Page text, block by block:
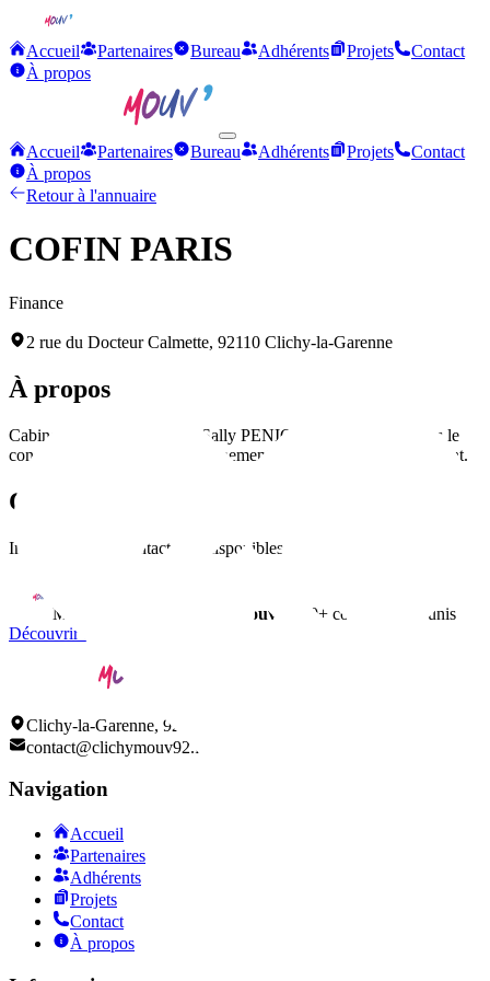
Accueil Partenaires Bureau Adhérents Projets
Contact
À propos
Accueil Partenaires Bureau Adhérents Projets
Contact
À propos
Retour à l'annuaire
COFIN PARIS
Finance
2 rue du Docteur Calmette, 92110 Clichy-la-Garenne
À propos
Cabinet financier dirigé par Sally PENIGAUD, spécialisé dans le
conseil financier et l'accompagnement des projets d'investissement.
Contact
Informations de contact non disponibles
Membre du réseau ClichyMouv
• 150+ commerçants unis
Découvrir tous nos adhérents
Clichy-la-Garenne, 92110
contact@clichymouv92.fr
Navigation
Accueil
Partenaires
Adhérents
Projets
Contact
À propos